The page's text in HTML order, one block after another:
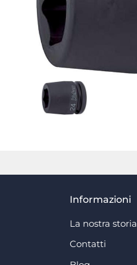
Informazioni
La nostra storia
Contatti